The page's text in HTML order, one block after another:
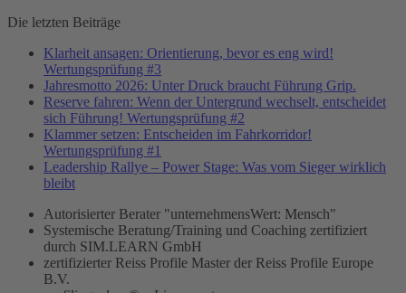
Die letzten Beiträge
Klarheit ansagen: Orientierung, bevor es eng wird!
Wertungsprüfung #3
Jahresmotto 2026: Unter Druck braucht Führung Grip.
Reserve fahren: Wenn der Untergrund wechselt, entscheidet
sich Führung! Wertungsprüfung #2
Klammer setzen: Entscheiden im Fahrkorridor!
Wertungsprüfung #1
Leadership Rallye – Power Stage: Was vom Sieger wirklich
bleibt
Autorisierter Berater "unternehmensWert: Mensch"
Systemische Beratung/Training und Coaching zertifiziert
durch SIM.LEARN GmbH
zertifizierter Reiss Profile Master der Reiss Profile Europe
B.V.